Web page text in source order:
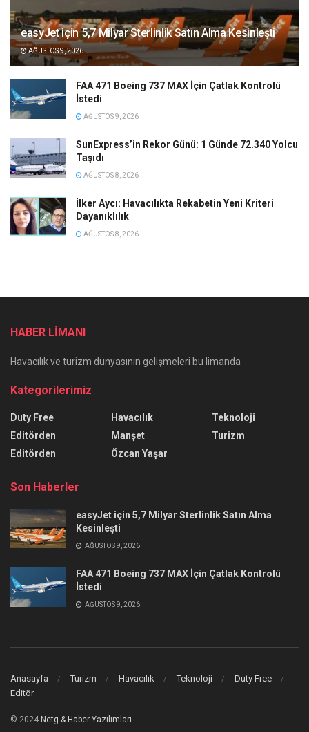
easyJet için 5,7 Milyar Sterlinlik Satın Alma Kesinleşti
AĞUSTOS 9, 2026
FAA 471 Boeing 737 MAX İçin Çatlak Kontrolü
İstedi
AĞUSTOS 9, 2026
SunExpress’in Rekor Günü: 1 Günde 72.340 Yolcu
Taşıdı
AĞUSTOS 8, 2026
İlker Aycı: Havacılıkta Rekabetin Yeni Kriteri
Dayanıklılık
AĞUSTOS 8, 2026
HABER LİMANI
Havacılık ve turizm dünyasının gelişmeleri bu limanda
Kategorilerimiz
Duty Free
Editörden
Editörden
Havacılık
Manşet
Özcan Yaşar
Teknoloji
Turizm
Son Haberler
easyJet için 5,7 Milyar Sterlinlik Satın Alma
Kesinleşti
AĞUSTOS 9, 2026
FAA 471 Boeing 737 MAX İçin Çatlak Kontrolü
İstedi
AĞUSTOS 9, 2026
Anasayfa Turizm Havacılık Teknoloji
Duty Free
Editör
© 2024 Netg & Haber Yazılımları